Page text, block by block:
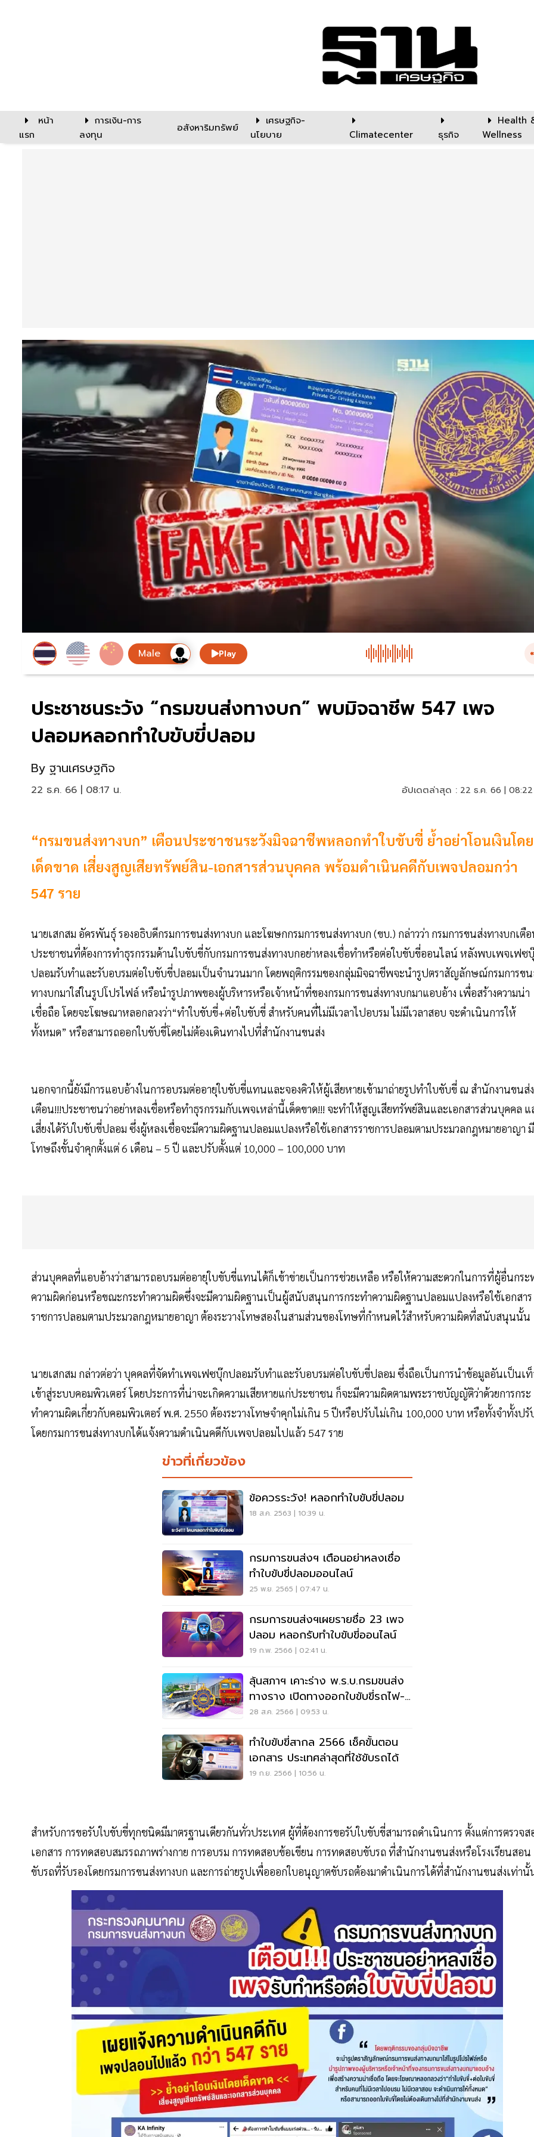
หน้า
แรก
การเงิน-การ
ลงทุน
อสังหาริมทรัพย์
เศรษฐกิจ-
นโยบาย
Climatecenter ธุรกิจ
Health
Wellness
Play
ประชาชนระวัง “กรมขนส่งทางบก” พบมิจฉาชีพ 547 เพจ
ปลอมหลอกทำใบขับขี่ปลอม
By ฐานเศรษฐกิจ
22 ธ.ค. 66 | 08:17 น. อัปเดตล่าสุด : 22 ธ.ค. 66 |
“กรมขนส่งทางบก” เตือนประชาชนระวังมิจฉาชีพหลอกทำใบขับขี่ ย้ำอย่าโอนเงินโดย
เด็ดขาด เสี่ยงสูญเสียทรัพย์สิน-เอกสารส่วนบุคคล พร้อมดำเนินคดีกับเพจปลอมกว่า
547 ราย
นายเสกสม อัครพันธุ์ รองอธิบดีกรมการขนส่งทางบก และโฆษกกรมการขนส่งทางบก (ขบ.) กล่าวว่า กรมการขนส่งทางบกเตื
ประชาชนที่ต้องการทำธุรกรรมด้านใบขับขี่กับกรมการขนส่งทางบกอย่าหลงเชื่อทำหรือต่อใบขับขี่ออนไลน์ หลังพบเพจเฟซ
ปลอมรับทำและรับอบรมต่อใบขับขี่ปลอมเป็นจำนวนมาก โดยพฤติกรรมของกลุ่มมิจฉาชีพจะนำรูปตราสัญลักษณ์กรมการขน
ทางบกมาใส่ในรูปโปรไฟล์ หรือนำรูปภาพของผู้บริหารหรือเจ้าหน้าที่ของกรมการขนส่งทางบกมาแอบอ้าง เพื่อสร้างความน่า
เชื่อถือ โดยจะโฆษณาหลอกลวงว่า“ทำใบขับขี่+ต่อใบขับขี่ สำหรับคนที่ไม่มีเวลาไปอบรม ไม่มีเวลาสอบ จะดำเนินการให้
ทั้งหมด” หรือสามารถออกใบขับขี่โดยไม่ต้องเดินทางไปที่สำนักงานขนส่ง
นอกจากนี้ยังมีการแอบอ้างในการอบรมต่ออายุใบขับขี่แทนและจองคิวให้ผู้เสียหายเข้ามาถ่ายรูปทำใบขับขี่ ณ สำนักงานขนส่ง
เตือน!!!ประชาชนว่าอย่าหลงเชื่อหรือทำธุรกรรมกับเพจเหล่านี้เด็ดขาด!!! จะทำให้สูญเสียทรัพย์สินและเอกสารส่วนบุคคล แ
เสี่ยงได้รับใบขับขี่ปลอม ซึ่งผู้หลงเชื่อจะมีความผิดฐานปลอมแปลงหรือใช้เอกสารราชการปลอมตามประมวลกฎหมายอาญา มี
โทษถึงขั้นจำคุกตั้งแต่ 6 เดือน – 5 ปี และปรับตั้งแต่ 10,000 – 100,000 บาท
ส่วนบุคคลที่แอบอ้างว่าสามารถอบรมต่ออายุใบขับขี่แทนได้ก็เข้าข่ายเป็นการช่วยเหลือ หรือให้ความสะดวกในการที่ผู้อื่นกระ
ความผิดก่อนหรือขณะกระทำความผิดซึ่งจะมีความผิดฐานเป็นผู้สนับสนุนการกระทำความผิดฐานปลอมแปลงหรือใช้เอกสาร
ราชการปลอมตามประมวลกฎหมายอาญา ต้องระวางโทษสองในสามส่วนของโทษที่กำหนดไว้สำหรับความผิดที่สนับสนุนนั้น
นายเสกสม กล่าวต่อว่า บุคคลที่จัดทำเพจเฟซบุ๊กปลอมรับทำและรับอบรมต่อใบขับขี่ปลอม ซึ่งถือเป็นการนำข้อมูลอันเป็นเ
เข้าสู่ระบบคอมพิวเตอร์ โดยประการที่น่าจะเกิดความเสียหายแก่ประชาชน ก็จะมีความผิดตามพระราชบัญญัติว่าด้วยการกระ
ทำความผิดเกี่ยวกับคอมพิวเตอร์ พ.ศ. 2550 ต้องระวางโทษจำคุกไม่เกิน 5 ปีหรือปรับไม่เกิน 100,000 บาท หรือทั้งจำทั้งปรั
โดยกรมการขนส่งทางบกได้แจ้งความดำเนินคดีกับเพจปลอมไปแล้ว 547 ราย
ข่าวที่เกี่ยวข้อง
ข้อควรระวัง! หลอกทำใบขับขี่ปลอม
18 ส.ค. 2563 | 10:39 น.
กรมการขนส่งฯ เตือนอย่าหลงเชื่อ
ทำใบขับขี่ปลอมออนไลน์
25 พ.ย. 2565 | 07:47 น.
กรมการขนส่งฯเผยรายชื่อ 23 เพจ
ปลอม หลอกรับทำใบขับขี่ออนไลน์
19 ก.พ. 2566 | 02:41 น.
ลุ้นสภาฯ เคาะร่าง พ.ร.บ.กรมขนส่ง
ทางราง เปิดทางออกใบขับขี่รถไฟ-
รถไฟฟ้า
28 ส.ค. 2566 | 09:53 น.
ทำใบขับขี่สากล 2566 เช็คขั้นตอน
เอกสาร ประเทศล่าสุดที่ใช้ขับรถได้
19 ก.ย. 2566 | 10:56 น.
สำหรับการขอรับใบขับขี่ทุกชนิดมีมาตรฐานเดียวกันทั่วประเทศ ผู้ที่ต้องการขอรับใบขับขี่สามารถดำเนินการ ตั้งแต่การตรวจ
เอกสาร การทดสอบสมรรถภาพร่างกาย การอบรม การทดสอบข้อเขียน การทดสอบขับรถ ที่สำนักงานขนส่งหรือโรงเรียนสอน
ขับรถที่รับรองโดยกรมการขนส่งทางบก และการถ่ายรูปเพื่อออกใบอนุญาตขับรถต้องมาดำเนินการได้ที่สำนักงานขนส่งเท่า